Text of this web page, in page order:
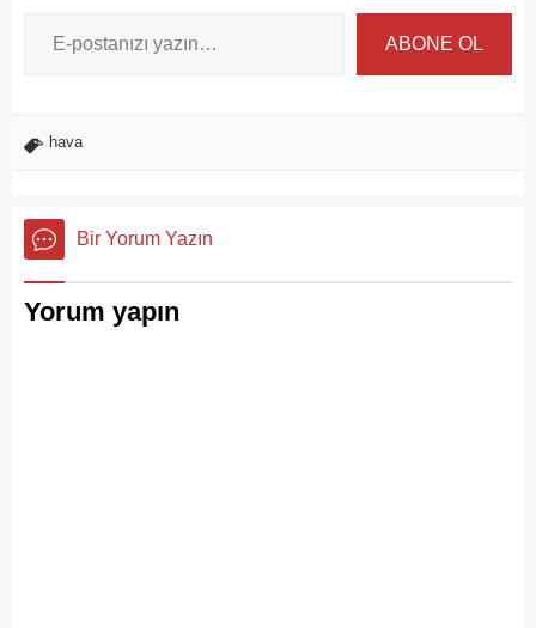
ABONE OL
hava
Bir Yorum Yazın
Yorum yapın